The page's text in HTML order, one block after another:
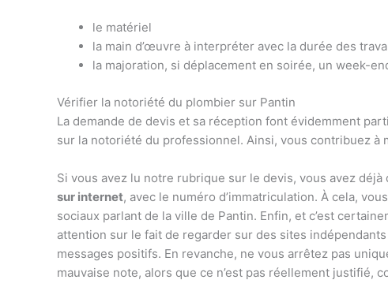
le matériel
la main d’œuvre à interpréter avec la durée des
la majoration, si déplacement en soirée, un week-
Vérifier la notoriété du plombier sur Pantin
La demande de devis et sa réception font évidemment
sur la notoriété du professionnel. Ainsi, vous contribuez
Si vous avez lu notre rubrique sur le devis, vous avez
sur internet, avec le numéro d’immatriculation. À cela,
sociaux parlant de la ville de Pantin. Enfin, et c’est
attention sur le fait de regarder sur des sites
messages positifs. En revanche, ne vous arrêtez pas
mauvaise note, alors que ce n’est pas réellement justifié,